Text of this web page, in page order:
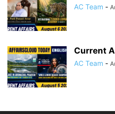
AC Team -
Current
AC Team -